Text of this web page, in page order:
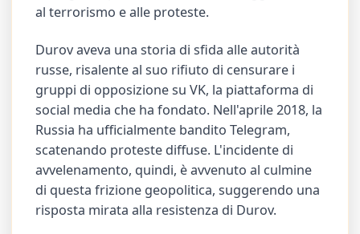
al terrorismo e alle proteste.
Durov aveva una storia di sfida alle autorità
russe, risalente al suo rifiuto di censurare i
gruppi di opposizione su VK, la piattaforma di
social media che ha fondato. Nell'aprile 2018, la
Russia ha ufficialmente bandito Telegram,
scatenando proteste diffuse. L'incidente di
avvelenamento, quindi, è avvenuto al culmine
di questa frizione geopolitica, suggerendo una
risposta mirata alla resistenza di Durov.